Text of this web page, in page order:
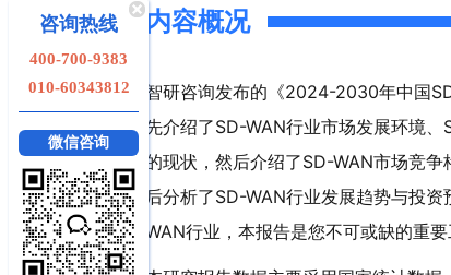
内容概况
智研咨询发布的《2024-2030年中国
先介绍了SD-WAN行业市场发展环境
的现状，然后介绍了SD-WAN市场竞
后分析了SD-WAN行业发展趋势与投
WAN行业，本报告是您不可或缺的重要
咨询热线
400-700-9383
010-60343812
微信咨询